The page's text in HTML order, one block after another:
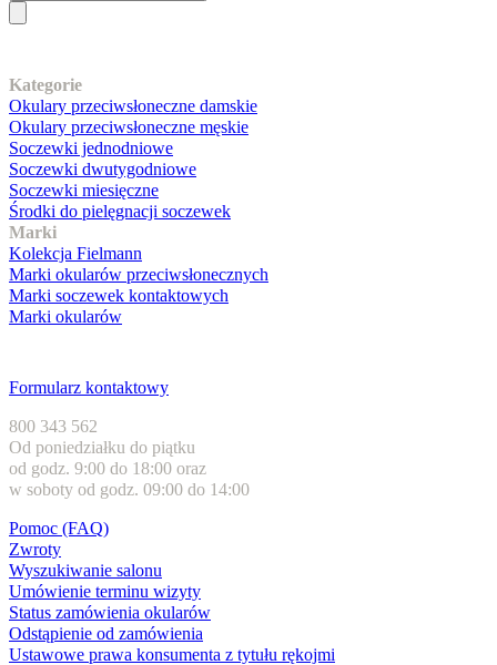
Kategorie
Okulary przeciwsłoneczne damskie
Okulary przeciwsłoneczne męskie
Soczewki jednodniowe
Soczewki dwutygodniowe
Soczewki miesięczne
Środki do pielęgnacji soczewek
Marki
Kolekcja Fielmann
Marki okularów przeciwsłonecznych
Marki soczewek kontaktowych
Marki okularów
Formularz kontaktowy
800 343 562
Od poniedziałku do piątku
od godz. 9:00 do 18:00 oraz
w soboty od godz. 09:00 do 14:00
Pomoc (FAQ)
Zwroty
Wyszukiwanie salonu
Umówienie terminu wizyty
Status zamówienia okularów
Odstąpienie od zamówienia
Ustawowe prawa konsumenta z tytułu rękojmi